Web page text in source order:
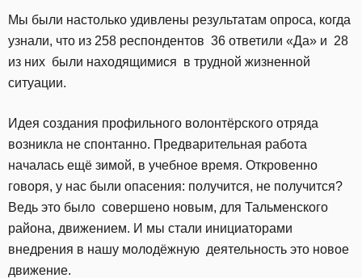
Мы были настолько удивлены результатам опроса, когда
узнали, что из 258 респондентов 36 ответили «Да» и 28
из них были находящимися в трудной жизненной
ситуации.
Идея создания профильного волонтёрского отряда
возникла не спонтанно. Предварительная работа
началась ещё зимой, в учебное время. Откровенно
говоря, у нас были опасения: получится, не получится?
Ведь это было совершено новым, для Тальменского
района, движением. И мы стали инициаторами
внедрения в нашу молодёжную деятельность это новое
движение.